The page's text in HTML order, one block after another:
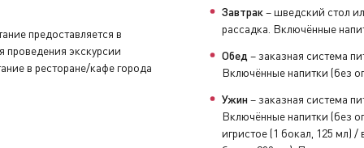
программа.
устройство аудиогида, закрыть бортовой счёт и сдать
заполнить анкету с отзывами и оставить чаевые
предоставляется в
проведения экскурсии
в ресторане/кафе города
Завтрак– шведский стол
рассадка. Включённые
Обед – заказная система
Включённые напитки (без
Ужин– заказная система
Включённые напитки (без
игристое (1 бокал, 125 мл)